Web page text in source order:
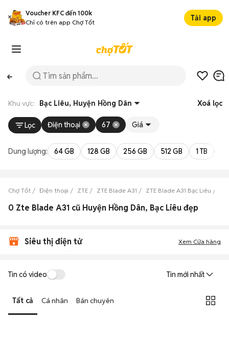
Voucher KFC đến 100k
Chỉ có trên app Chợ Tốt
Tải app
Khu vực: Bạc Liêu, Huyện Hồng Dân Xoá lọc
Lọc Điện thoại 67 Giá
Dung lượng: 64 GB 128 GB 256 GB 512 GB 1 TB
Chợ Tốt Điện thoại ZTE ZTE Blade A31 ZTE Blade A31 Bạc Liêu
0 Zte Blade A31 cũ Huyện Hồng Dân, Bạc Liêu đẹp
Siêu thị điện tử Xem Cửa hàng
Tin có video Tin mới nhất
Tất cả Cá nhân Bán chuyên